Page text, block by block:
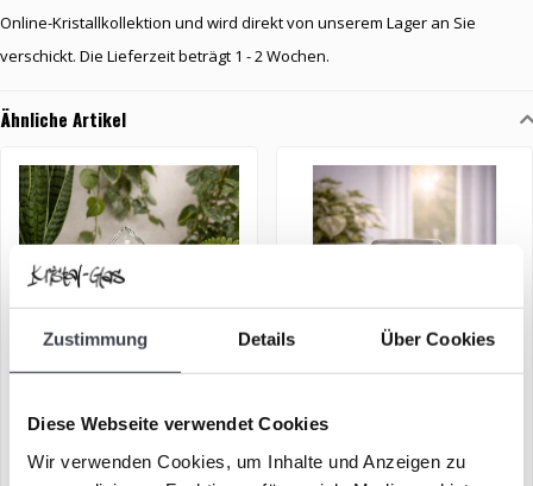
Zustimmung Details Über Cookies
Diese Webseite verwendet Cookies
Wir verwenden Cookies, um Inhalte und Anzeigen zu
Online-Kristallkollektion und wird direkt von unserem Lager an Sie
verschickt. Die Lieferzeit beträgt 1 - 2 Wochen.
Ähnliche Artikel
Maiglöckchen
Vierblättriges Kleeblatt
€99,00